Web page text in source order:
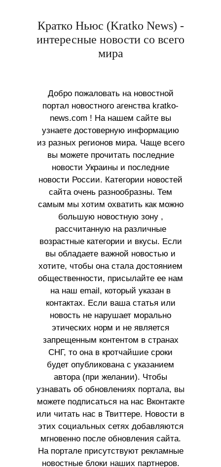
Кратко Ньюс (Kratko News) -
интересные новости со всего
мира
Добро пожаловать на новостной
портал новостного агенства kratko-
news.com ! На нашем сайте вы
узнаете достоверную информацию
из разных регионов мира. Чаще всего
вы можете прочитать последние
новости Украины и последние
новости России. Категории новостей
сайта очень разнообразны. Тем
самым мы хотим охватить как можно
большую новостную зону ,
рассчитанную на различные
возрастные категории и вкусы. Если
вы обладаете важной новостью и
хотите, чтобы она стала достоянием
общественности, присылайте ее нам
на наш email, который указан в
контактах. Если ваша статья или
новость не нарушает морально
этических норм и не является
запрещенным контентом в странах
СНГ, то она в кротчайшие сроки
будет опубликована с указанием
автора (при желании). Чтобы
узнавать об обновлениях портала, вы
можете подписаться на нас Вконтакте
или читать нас в Твиттере. Новости в
этих социальных сетях добавляются
мгновенно после обновления сайта.
На портале присутствуют рекламные
новостные блоки наших партнеров.